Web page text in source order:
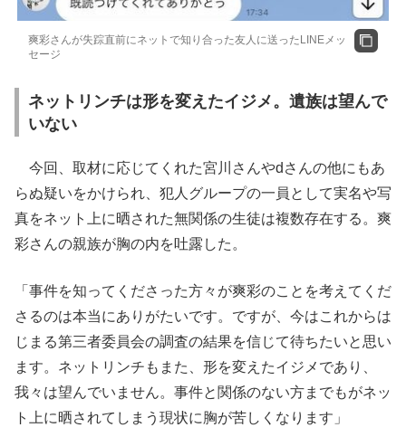
爽彩さんが失踪直前にネットで知り合った友人に送ったLINEメッ
セージ
ネットリンチは形を変えたイジメ。遺族は望んで
いない
今回、取材に応じてくれた宮川さんやdさんの他にもあ
らぬ疑いをかけられ、犯人グループの一員として実名や写
真をネット上に晒された無関係の生徒は複数存在する。爽
彩さんの親族が胸の内を吐露した。
「事件を知ってくださった方々が爽彩のことを考えてくだ
さるのは本当にありがたいです。ですが、今はこれからは
じまる第三者委員会の調査の結果を信じて待ちたいと思い
ます。ネットリンチもまた、形を変えたイジメであり、
我々は望んでいません。事件と関係のない方までもがネッ
ト上に晒されてしまう現状に胸が苦しくなります」